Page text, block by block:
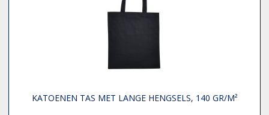
KATOENEN TAS MET LANGE HENGSELS, 140 GR/M²